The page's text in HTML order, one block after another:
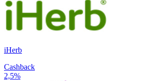
iHerb
Cashback
2,5%